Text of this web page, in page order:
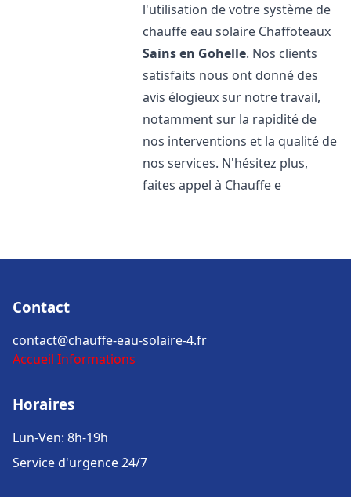
l'utilisation de votre système de
chauffe eau solaire Chaffoteaux
Sains en Gohelle. Nos clients
satisfaits nous ont donné des
avis élogieux sur notre travail,
notamment sur la rapidité de
nos interventions et la qualité de
nos services. N'hésitez plus,
faites appel à Chauffe e
Contact
contact@chauffe-eau-solaire-4.fr
Accueil Informations
Horaires
Lun-Ven: 8h-19h
Service d'urgence 24/7